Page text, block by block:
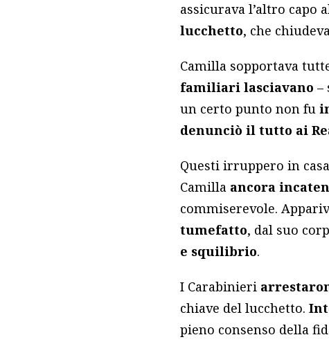
assicurava l’altro capo
lucchetto, che
Camilla sopportava
familiari lasciavano –
un certo punto non fu
denunciò il tutto ai
Questi irruppero in
Camilla ancora
commiserevole.
tumefatto, dal suo
e squilibrio.
I Carabinieri
chiave del lucchetto.
pieno consenso della